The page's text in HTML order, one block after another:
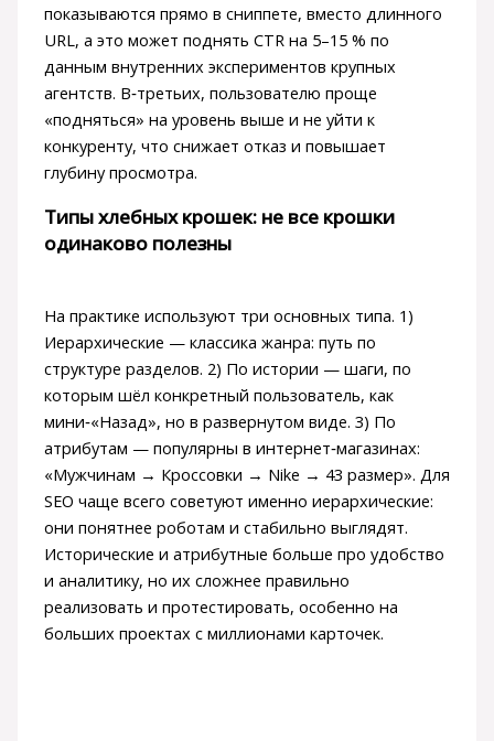
показываются прямо в сниппете, вместо длинного
URL, а это может поднять CTR на 5–15 % по
данным внутренних экспериментов крупных
агентств. В‑третьих, пользователю проще
«подняться» на уровень выше и не уйти к
конкуренту, что снижает отказ и повышает
глубину просмотра.
Типы хлебных крошек: не все крошки
одинаково полезны
На практике используют три основных типа. 1)
Иерархические — классика жанра: путь по
структуре разделов. 2) По истории — шаги, по
которым шёл конкретный пользователь, как
мини‑«Назад», но в развернутом виде. 3) По
атрибутам — популярны в интернет‑магазинах:
«Мужчинам → Кроссовки → Nike → 43 размер». Для
SEO чаще всего советуют именно иерархические:
они понятнее роботам и стабильно выглядят.
Исторические и атрибутные больше про удобство
и аналитику, но их сложнее правильно
реализовать и протестировать, особенно на
больших проектах с миллионами карточек.